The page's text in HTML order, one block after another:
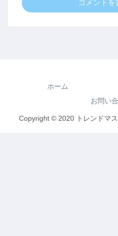
コメントを
ホーム
お問い
Copyright © 2020 トレンドマ